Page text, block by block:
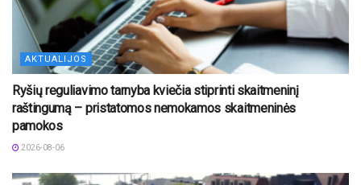
AKTUALIJOS
Ryšių reguliavimo tarnyba kviečia stiprinti skaitmeninį
raštingumą – pristatomos nemokamos skaitmeninės
pamokos
2026-08-06